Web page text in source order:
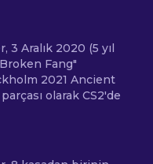
3 Aralık 2020 (5 yıl
Fang"
2021 Ancient
olarak CS2'de